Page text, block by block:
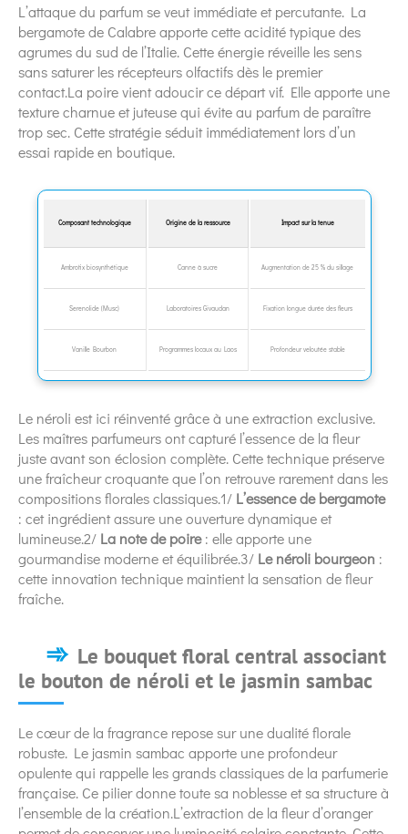
L’attaque du parfum se veut immédiate et percutante. La
bergamote de Calabre apporte cette acidité typique des
agrumes du sud de l’Italie. Cette énergie réveille les sens
sans saturer les récepteurs olfactifs dès le premier
contact.La poire vient adoucir ce départ vif. Elle apporte une
texture charnue et juteuse qui évite au parfum de paraître
trop sec. Cette stratégie séduit immédiatement lors d’un
essai rapide en boutique.
Composant technologique Origine de la ressource Impact sur la tenue
Ambrofix biosynthétique Canne à sucre Augmentation de 25 % du sillage
Serenolide (Musc) Laboratoires Givaudan Fixation longue durée des fleurs
Vanille Bourbon Programmes locaux au Laos Profondeur veloutée stable
Le néroli est ici réinventé grâce à une extraction exclusive.
Les maîtres parfumeurs ont capturé l’essence de la fleur
juste avant son éclosion complète. Cette technique préserve
une fraîcheur croquante que l’on retrouve rarement dans les
compositions florales classiques.1/ L’essence de bergamote
: cet ingrédient assure une ouverture dynamique et
lumineuse.2/ La note de poire: elle apporte une
gourmandise moderne et équilibrée.3/ Le néroli bourgeon :
cette innovation technique maintient la sensation de fleur
fraîche.
Le bouquet floral central associant
le bouton de néroli et le jasmin sambac
Le cœur de la fragrance repose sur une dualité florale
robuste. Le jasmin sambac apporte une profondeur
opulente qui rappelle les grands classiques de la parfumerie
française. Ce pilier donne toute sa noblesse et sa structure à
l’ensemble de la création.L’extraction de la fleur d’oranger